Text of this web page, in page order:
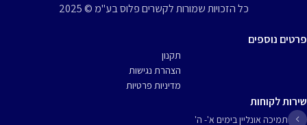
כל הזכויות שמורות לקשרים פלוס בע"מ © 2025
פרטים נוספים
תקנון
הצהרת נגישות
מדיניות פרטיות
שירות לקוחות
תמיכה אונליין בימים א'- ה'